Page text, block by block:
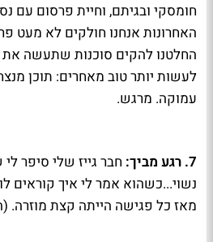
האחרונות אנחנו חולקים לא מעט
החלטנו להקים סוכנות שתעשה את
לעשות יותר טוב מאחרים: תוכן
עמוקה. מרגש.
7. רגע מביך:
חבר גייז שלי סיפר
נשוי...כשהוא אמר לי איך קוראים
מאז כל פגישה הייתה קצת מוזרה.